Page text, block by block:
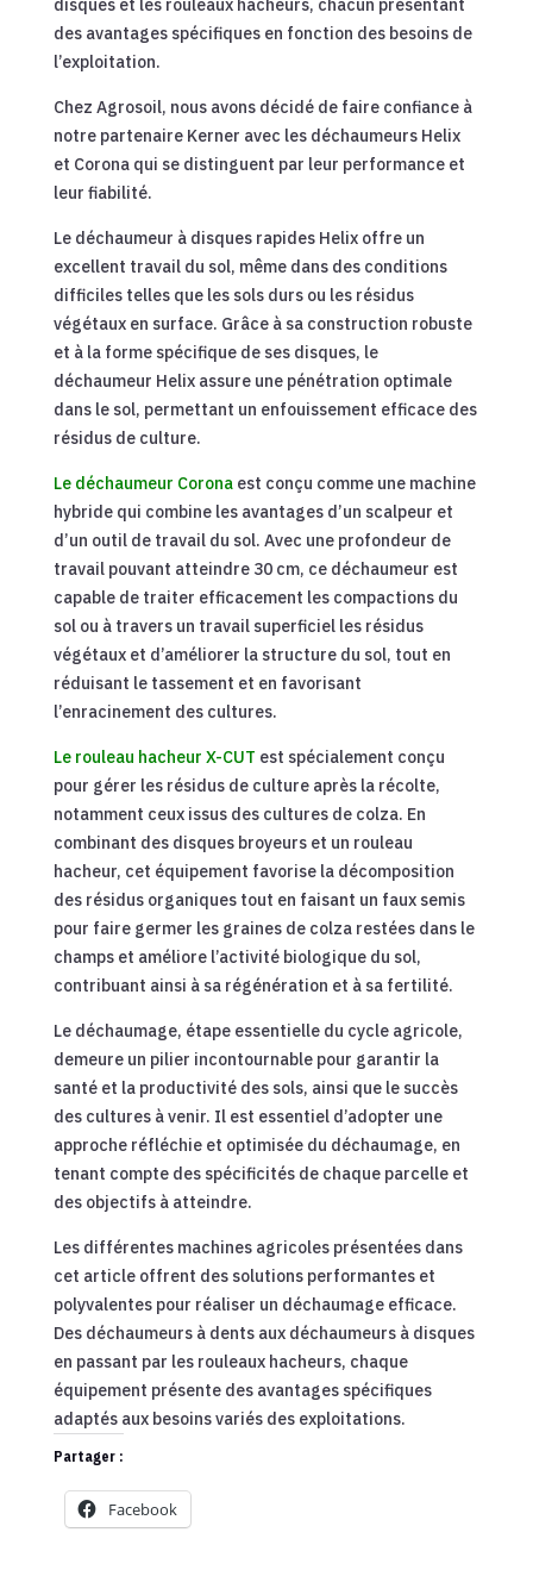
disques et les rouleaux hacheurs, chacun présentant
des avantages spécifiques en fonction des besoins de
l’exploitation.
Chez Agrosoil, nous avons décidé de faire confiance à
notre partenaire Kerner avec les déchaumeurs Helix
et Corona qui se distinguent par leur performance et
leur fiabilité.
Le déchaumeur à disques rapides Helix offre un
excellent travail du sol, même dans des conditions
difficiles telles que les sols durs ou les résidus
végétaux en surface. Grâce à sa construction robuste
et à la forme spécifique de ses disques, le
déchaumeur Helix assure une pénétration optimale
dans le sol, permettant un enfouissement efficace des
résidus de culture.
Le déchaumeur Coronaest conçu comme une machine
hybride qui combine les avantages d’un scalpeur et
d’un outil de travail du sol. Avec une profondeur de
travail pouvant atteindre 30 cm, ce déchaumeur est
capable de traiter efficacement les compactions du
sol ou à travers un travail superficiel les résidus
végétaux et d’améliorer la structure du sol, tout en
réduisant le tassement et en favorisant
l’enracinement des cultures.
Le rouleau hacheur X-CUT est spécialement conçu
pour gérer les résidus de culture après la récolte,
notamment ceux issus des cultures de colza. En
combinant des disques broyeurs et un rouleau
hacheur, cet équipement favorise la décomposition
des résidus organiques tout en faisant un faux semis
pour faire germer les graines de colza restées dans le
champs et améliore l’activité biologique du sol,
contribuant ainsi à sa régénération et à sa fertilité.
Le déchaumage, étape essentielle du cycle agricole,
demeure un pilier incontournable pour garantir la
santé et la productivité des sols, ainsi que le succès
des cultures à venir. Il est essentiel d’adopter une
approche réfléchie et optimisée du déchaumage, en
tenant compte des spécificités de chaque parcelle et
des objectifs à atteindre.
Les différentes machines agricoles présentées dans
cet article offrent des solutions performantes et
polyvalentes pour réaliser un déchaumage efficace.
Des déchaumeurs à dents aux déchaumeurs à disques
en passant par les rouleaux hacheurs, chaque
équipement présente des avantages spécifiques
adaptés aux besoins variés des exploitations.
Partager :
Facebook